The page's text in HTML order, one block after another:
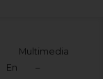
Multimedia
En –